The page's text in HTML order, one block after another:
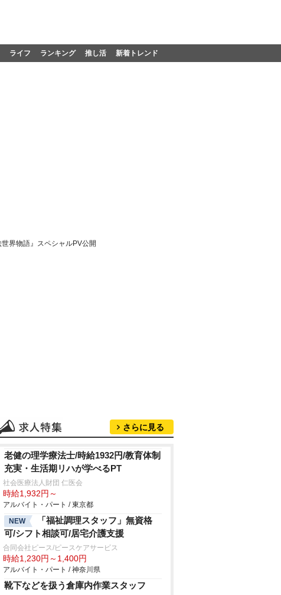
ライフ ランキング 推し活 新着トレンド
界物語』スペシャルPV公開
さらに見る
老健の理学療法士/時給1932円/教育体制
充実・生活期リハが学べるPT
社会医療法人財団 仁医会
時給1,932円～
アルバイト・パート / 東京都
NEW
「福祉調理スタッフ」無資格
可/シフト相談可/居宅介護支援
合同会社ピース/ピースケアサービス
時給1,230円～1,400円
アルバイト・パート / 神奈川県
靴下などを扱う倉庫内作業スタッフ